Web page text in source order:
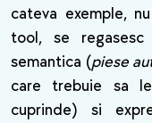
cateva exemple,
tool, se
semantica (piese
care trebuie sa
cuprinde) si